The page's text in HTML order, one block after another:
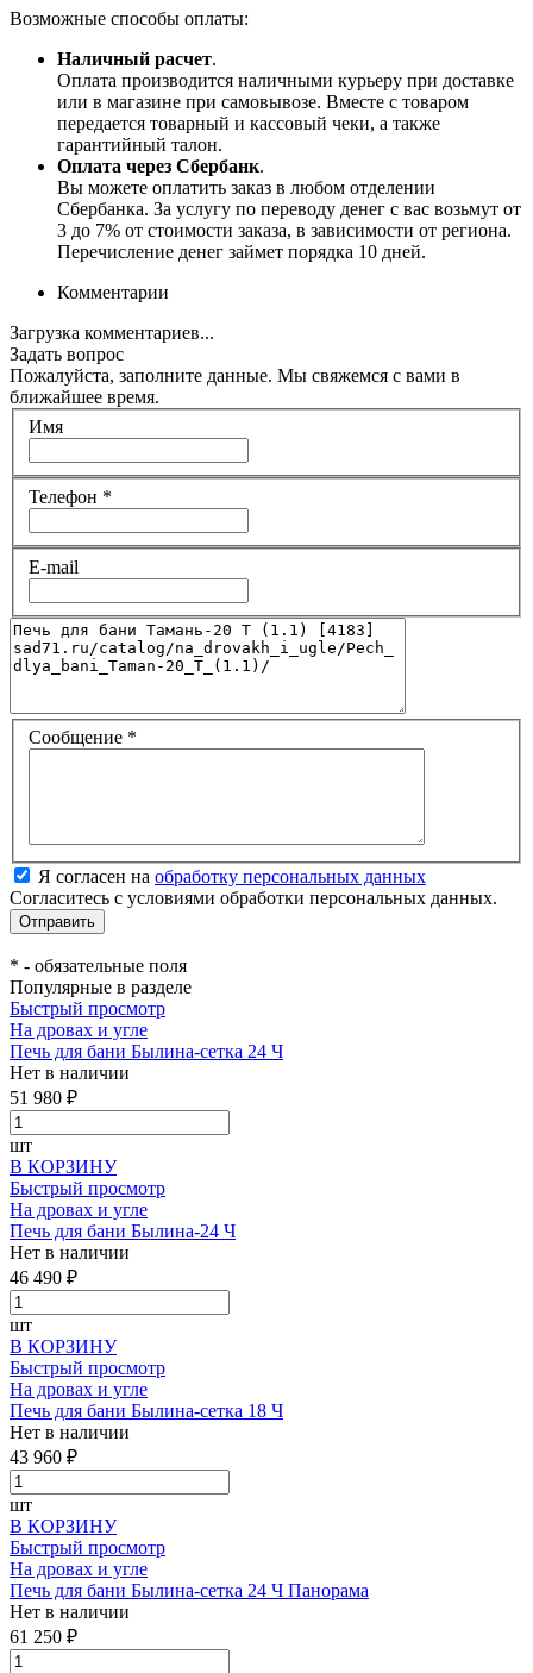
Возможные способы оплаты:
Наличный расчет.
Оплата производится наличными курьеру при доставке
или в магазине при самовывозе. Вместе с товаром
передается товарный и кассовый чеки, а также
гарантийный талон.
Оплата через Сбербанк.
Вы можете оплатить заказ в любом отделении
Сбербанка. За услугу по переводу денег с вас возьмут от
3 до 7% от стоимости заказа, в зависимости от региона.
Перечисление денег займет порядка 10 дней.
Комментарии
Загрузка комментариев...
Задать вопрос
Пожалуйста, заполните данные. Мы свяжемся с вами в
ближайшее время.
Имя
Телефон *
E-mail
Сообщение *
Я согласен на обработку персональных данных
Согласитесь с условиями обработки персональных данных.
* - обязательные поля
Популярные в разделе
Быстрый просмотр
На дровах и угле
Печь для бани Былина-сетка 24 Ч
Нет в наличии
51 980 ₽
шт
В КОРЗИНУ
Быстрый просмотр
На дровах и угле
Печь для бани Былина-24 Ч
Нет в наличии
46 490 ₽
шт
В КОРЗИНУ
Быстрый просмотр
На дровах и угле
Печь для бани Былина-сетка 18 Ч
Нет в наличии
43 960 ₽
шт
В КОРЗИНУ
Быстрый просмотр
На дровах и угле
Печь для бани Былина-сетка 24 Ч Панорама
Нет в наличии
61 250 ₽